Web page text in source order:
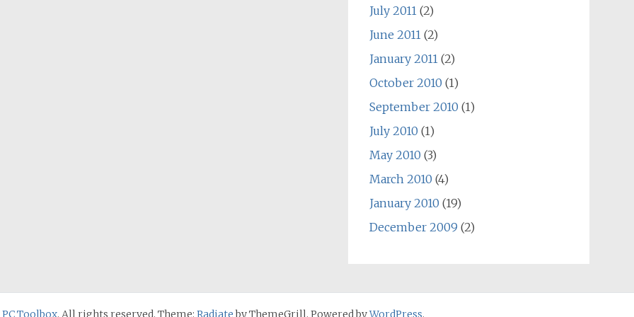
July 2011(2)
June 2011(2)
January 2011(2)
October 2010 (1)
September 2010 (1)
July 2010 (1)
May 2010 (3)
March 2010 (4)
January 2010 (19)
December 2009 (2)
Toolbox. All rights reserved. Theme: Radiateby ThemeGrill. Powered byWordPress.